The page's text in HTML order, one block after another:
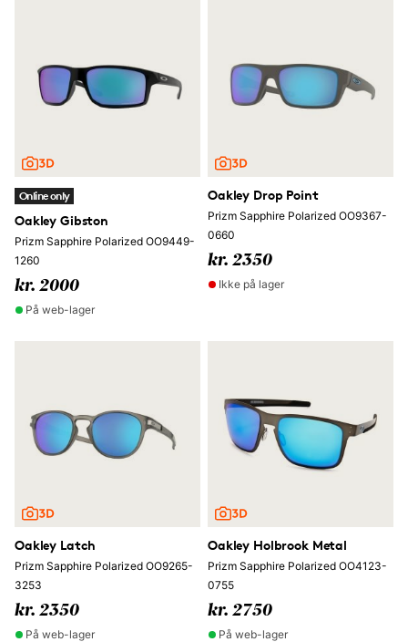
Online only
Oakley Gibston
Prizm Sapphire Polarized OO9449-
1260
kr. 2000
På web-lager
Oakley Drop Point
Prizm Sapphire Polarized OO9367-
0660
kr. 2350
Ikke på lager
Oakley Latch
Prizm Sapphire Polarized OO9265-
3253
kr. 2350
På web-lager
Oakley Holbrook Metal
Prizm Sapphire Polarized OO4123-
0755
kr. 2750
På web-lager